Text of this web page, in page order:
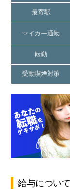
最寄駅
マイカー通勤
転勤
受動喫煙対策
給与について